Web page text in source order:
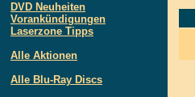
DVD Neuheiten
Vorankündigungen
Laserzone Tipps
Alle Aktionen
Alle Blu-Ray Discs